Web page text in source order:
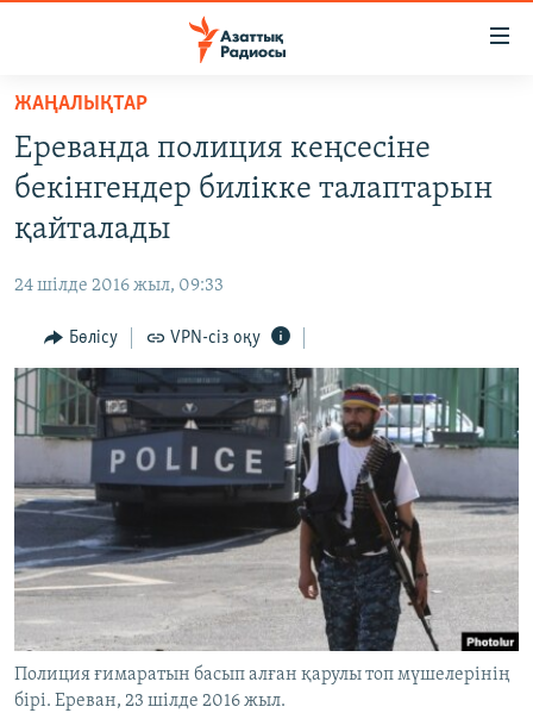
Skip
main
content
to
main
to
Search
САЯСАТ
AZATTYQTV
АДАМ ҚҰҚЫҚТАРЫ
ӘЛЕУМЕТ
ӘЛЕМ
АРНАЙЫ ЖОБАЛАР
Русский
ЖАЗЫЛЫҢЫЗ
Басқа тілдерде
ЖАҢАЛЫҚТАР
Ереванда полиция кеңсесіне
бекінгендер билікке талаптарын
қайталады
24 шілде 2016 жыл, 09:33
Бөлісу VPN-сіз оқу
Полиция ғимаратын басып алған қарулы топ мүшелерінің
бірі. Ереван, 23 шілде 2016 жыл.